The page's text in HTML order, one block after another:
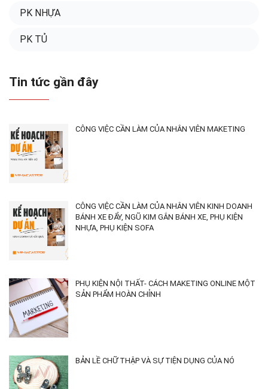
PK NHỰA
PK TỦ
Tin tức gần đây
CÔNG VIỆC CẦN LÀM CỦA NHÂN VIÊN MAKETING
CÔNG VIỆC CẦN LÀM CỦA NHÂN VIÊN KINH DOANH
BÁNH XE ĐẨY, NGŨ KIM GẮN BÁNH XE, PHỤ KIỆN
NHỰA, PHỤ KIỆN SOFA
PHỤ KIỆN NỘI THẤT- CÁCH MAKETING ONLINE MỘT
SẢN PHẨM HOÀN CHỈNH
BẢN LỀ CHỮ THẬP VÀ SỰ TIỆN DỤNG CỦA NÓ